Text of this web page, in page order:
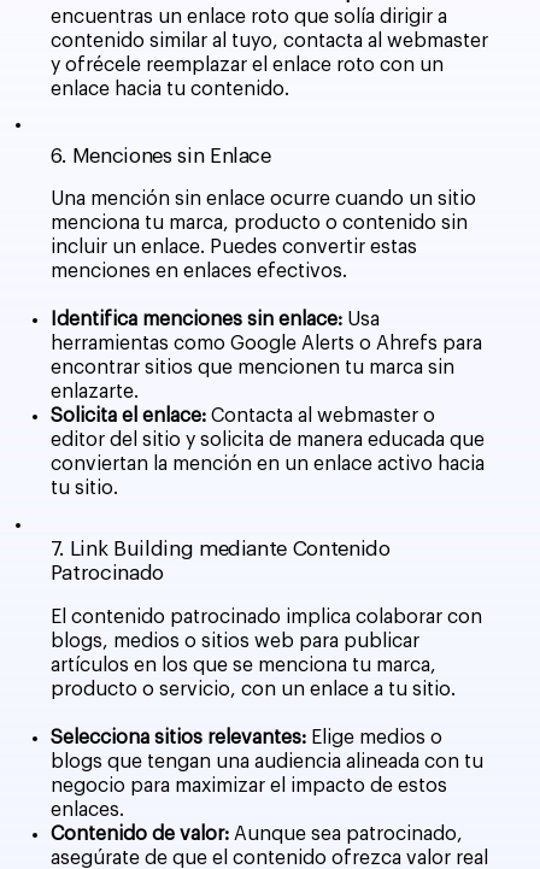
encuentras un enlace roto que solía dirigir a
contenido similar al tuyo, contacta al webmaster
y ofrécele reemplazar el enlace roto con un
enlace hacia tu contenido.
6. Menciones sin Enlace
Una mención sin enlace ocurre cuando un sitio
menciona tu marca, producto o contenido sin
incluir un enlace. Puedes convertir estas
menciones en enlaces efectivos.
Identifica menciones sin enlace:Usa
herramientas como Google Alerts o Ahrefs para
encontrar sitios que mencionen tu marca sin
enlazarte.
Solicita el enlace: Contacta al webmaster o
editor del sitio y solicita de manera educada que
conviertan la mención en un enlace activo hacia
tu sitio.
7. Link Building mediante Contenido
Patrocinado
El contenido patrocinado implica colaborar con
blogs, medios o sitios web para publicar
artículos en los que se menciona tu marca,
producto o servicio, con un enlace a tu sitio.
Selecciona sitios relevantes: Elige medios o
blogs que tengan una audiencia alineada con tu
negocio para maximizar el impacto de estos
enlaces.
Contenido de valor:Aunque sea patrocinado,
asegúrate de que el contenido ofrezca valor real